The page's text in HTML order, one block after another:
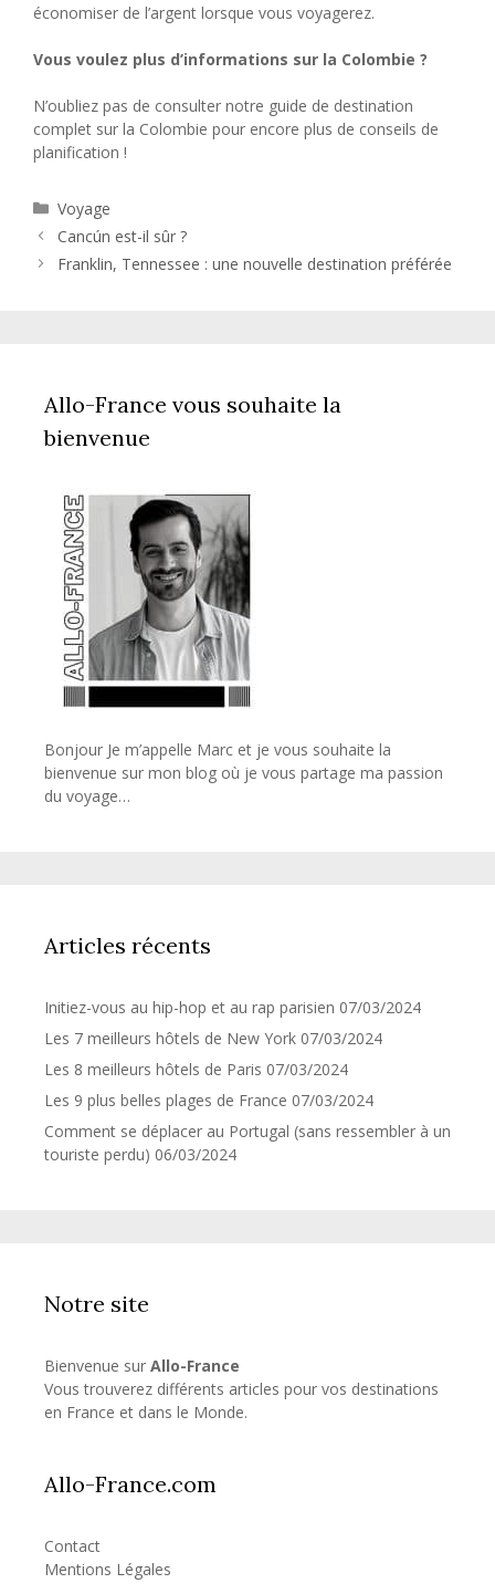
économiser de l’argent lorsque vous voyagerez.
Vous voulez plus d’informations sur la Colombie ?
N’oubliez pas de consulter notre guide de destination
complet sur la Colombie pour encore plus de conseils de
planification !
Catégories
Voyage
Cancún est-il sûr ?
Franklin, Tennessee : une nouvelle destination préférée
Allo-France vous souhaite la
bienvenue
Bonjour Je m’appelle Marc et je vous souhaite la
bienvenue sur mon blog où je vous partage ma passion
du voyage…
Articles récents
Initiez-vous au hip-hop et au rap parisien 07/03/2024
Les 7 meilleurs hôtels de New York 07/03/2024
Les 8 meilleurs hôtels de Paris 07/03/2024
Les 9 plus belles plages de France 07/03/2024
Comment se déplacer au Portugal (sans ressembler à un
touriste perdu) 06/03/2024
Notre site
Bienvenue sur Allo-France
Vous trouverez différents articles pour vos destinations
en France et dans le Monde.
Allo-France.com
Contact
Mentions Légales